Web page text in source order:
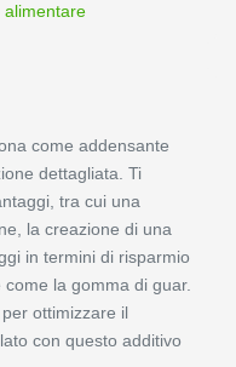
alimentare
come addensante
dettagliata. Ti
tra cui una
la creazione di una
in termini di risparmio
la gomma di guar.
ottimizzare il
con questo additivo